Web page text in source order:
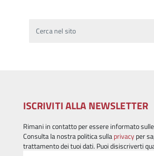
Cerca nel sito
ISCRIVITI ALLA NEWSLETTER
Rimani in contatto per essere informato
Consulta la nostra politica sullaprivacyper
trattamento dei tuoi dati. Puoi disiscriverti